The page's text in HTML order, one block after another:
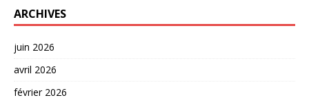
ARCHIVES
juin 2026
avril 2026
février 2026